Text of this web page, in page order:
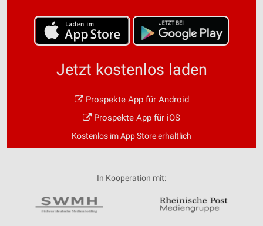
Jetzt kostenlos laden
Prospekte App für Android
Prospekte App für iOS
Kostenlos im App Store erhältlich
In Kooperation mit: